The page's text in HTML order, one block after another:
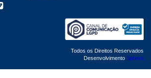
Todos os Direitos Reservados
Desenvolvimento Sphera